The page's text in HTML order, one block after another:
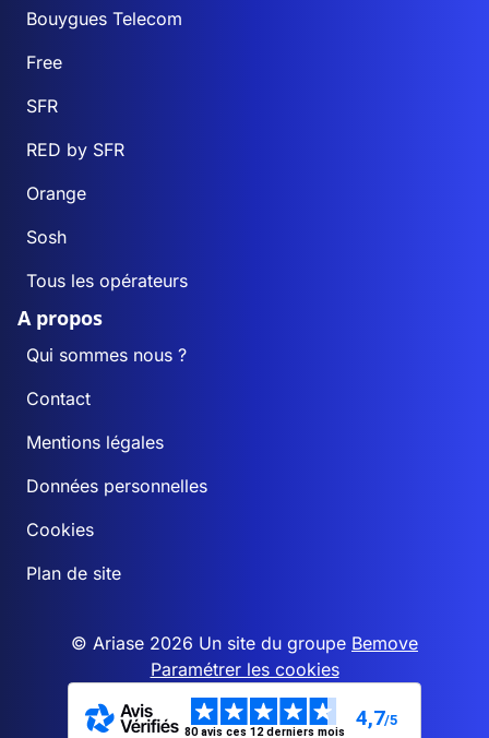
Bouygues Telecom
Free
SFR
RED by SFR
Orange
Sosh
Tous les opérateurs
A propos
Qui sommes nous ?
Contact
Mentions légales
Données personnelles
Cookies
Plan de site
© Ariase 2026 Un site du groupe Bemove
Paramétrer les cookies
80 avis ces 12 derniers mois
4,7/5